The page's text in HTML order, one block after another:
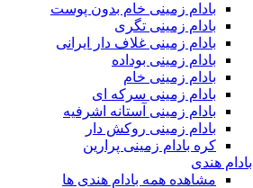
بادام زمینی خام بدون پوست
بادام زمینی تگری
بادام زمینی غلاف دار ایرانی
بادام زمینی بوداده
بادام زمینی خام
بادام زمینی سرکه ای
بادام زمینی آستانه اشرفیه
بادام زمینی روکش دار
کره بادام زمینی پرارین
بادام هندی
مشاهده همه بادام هندی ها